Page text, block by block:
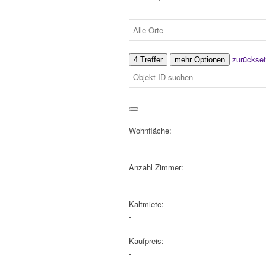
4 Treffer mehr Optionen
Wohnfläche:
-
Anzahl Zimmer:
-
Kaltmiete:
-
Kaufpreis:
-